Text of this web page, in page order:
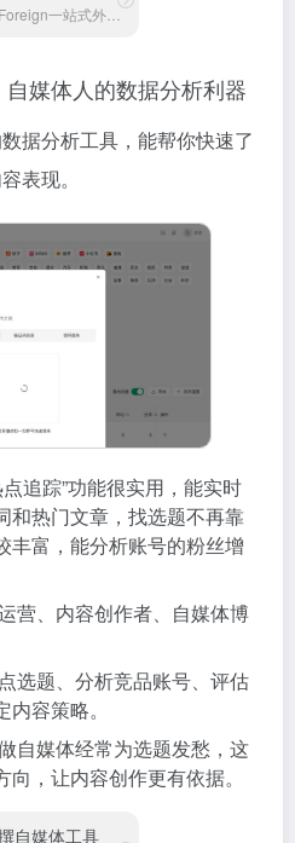
17Foreign一站式外贸工具箱
媒体人的数据分析利器
据分析工具，能帮你快速了
表现。
点追踪”功能很实用，能实时
和热门文章，找选题不再靠
丰富，能分析账号的粉丝增
营、内容创作者、自媒体博
选题、分析竞品账号、评估
容策略。
自媒体经常为选题发愁，这
，让内容创作更有依据。
自媒体工具